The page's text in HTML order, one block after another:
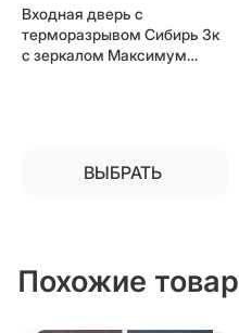
Входная дверь с
терморазрывом Сибирь 3к
с зеркалом Максимум
ВЫБРАТЬ
Похожие